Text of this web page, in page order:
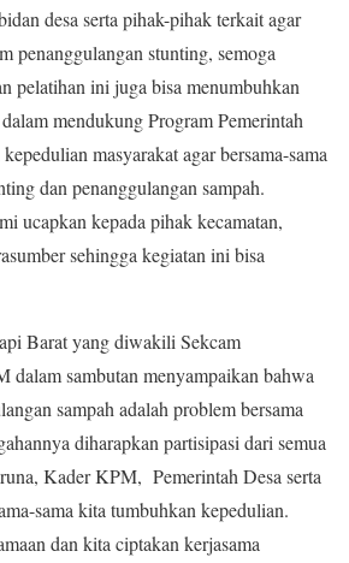
desa serta pihak-pihak terkait agar
penanggulangan stunting, semoga
pelatihan ini juga bisa menumbuhkan
mendukung Program Pemerintah
masyarakat agar bersama-sama
dan penanggulangan sampah.
ucapkan kepada pihak kecamatan,
sehingga kegiatan ini bisa
Barat yang diwakili Sekcam
dalam sambutan menyampaikan bahwa
sampah adalah problem bersama
diharapkan partisipasi dari semua
Kader KPM, Pemerintah Desa serta
sama kita tumbuhkan kepedulian.
dan kita ciptakan kerjasama